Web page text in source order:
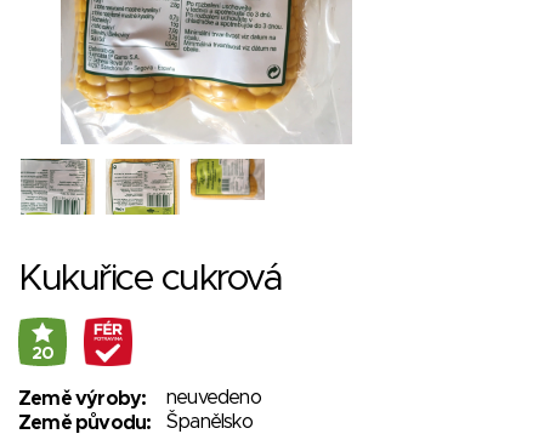
Kukuřice cukrová
20
Země výroby:
neuvedeno
Země původu:
Španělsko